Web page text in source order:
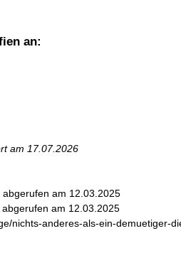
an:
am 17.07.2026
am 12.03.2025
am 12.03.2025
nichts-anderes-als-ein-demuetiger-